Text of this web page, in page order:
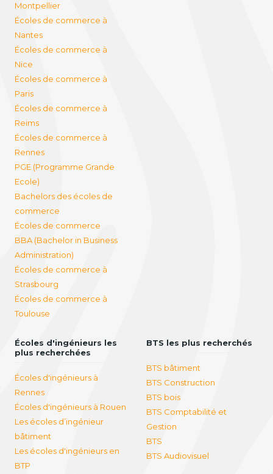
Montpellier
Écoles de commerce à
Nantes
Écoles de commerce à
Nice
Écoles de commerce à
Paris
Écoles de commerce à
Reims
Écoles de commerce à
Rennes
PGE (Programme Grande
Ecole)
Bachelors des écoles de
commerce
Écoles de commerce
BBA (Bachelor in Business
Administration)
Écoles de commerce à
Strasbourg
Écoles de commerce à
Toulouse
Écoles d'ingénieurs les
plus recherchées
Écoles d'ingénieurs à
Rennes
Écoles d'ingénieurs à Rouen
Les écoles d’ingénieur
bâtiment
Les écoles d'ingénieurs en
BTP
BTS les plus recherchés
BTS bâtiment
BTS Construction
BTS bois
BTS Comptabilité et
Gestion
BTS
BTS Audiovisuel